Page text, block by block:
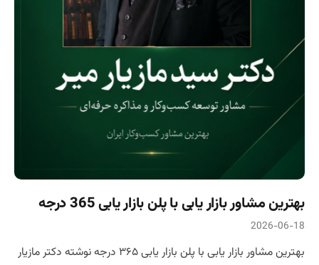
بهترین مشاور بازار یابی با پلن بازار یابی 365 درجه
2026-06-18
بهترین مشاور بازار یابی با پلن بازار یابی ۳۶۵ درجه نوشته دکتر مازیار